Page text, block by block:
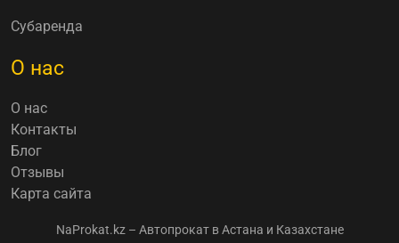
Субаренда
О нас
О нас
Контакты
Блог
Отзывы
Карта сайта
NaProkat.kz – Автопрокат в Астана и Казахстане